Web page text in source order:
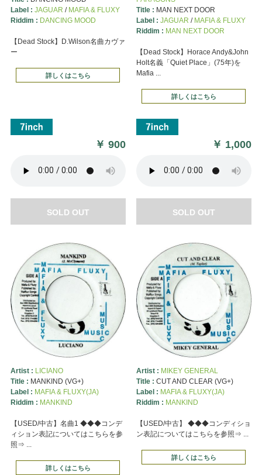
Label : JAGUAR / MAFIA & FLUXY
Riddim : DANCING MOOD
【Dead Stock】D.Wilson名曲カヴァ
ー
詳しくはこちら
￥900
SOLD OUT
Title : MAN NEXT DOOR
Label : JAGUAR / MAFIA & FLUXY
Riddim : MAN NEXT DOOR
【Dead Stock】Horace Andy&John
Holt名義「Quiet Place」(75年)を
Mafia ...
詳しくはこちら
￥ 1,000
SOLD OUT
Artist : LICIANO
Title : MANKIND (VG+)
Label : MAFIA & FLUXY(JA)
Riddim : MANKIND
【USED/中古】名曲1 ◆◆◆コンデ
ィション表記についてはこちらを参
照⇒ ...
詳しくはこちら
Artist : MIKEY GENERAL
Title : CUT AND CLEAR (VG+)
Label : MAFIA & FLUXY(JA)
Riddim : MANKIND
【USED/中古】 ◆◆◆コンディショ
ン表記についてはこちらを参照⇒ ...
詳しくはこちら